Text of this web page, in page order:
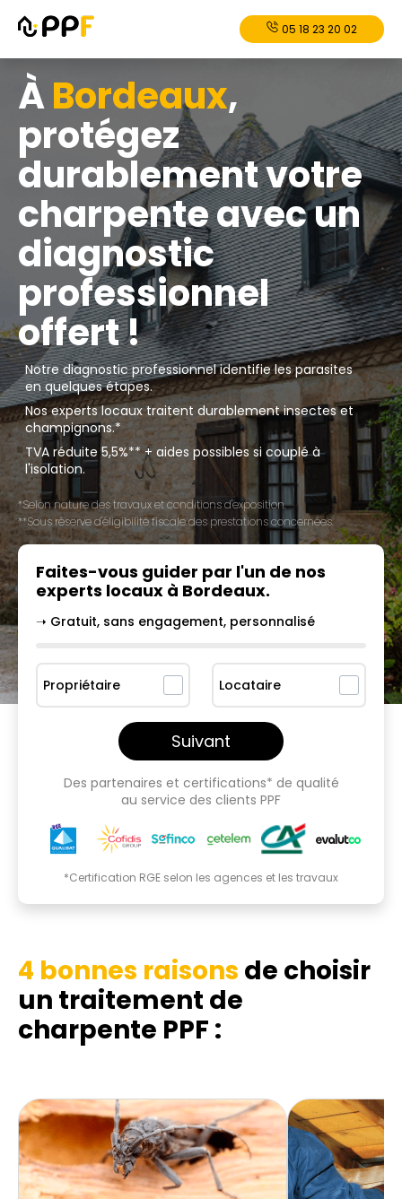
05 18 23 20 02
ÀBordeaux,
protégez
durablement votre
charpente avec un
diagnostic
professionnel
offert !
Notre diagnostic professionnel identifie les parasites
en quelques étapes.
Nos experts locaux traitent durablement insectes et
champignons.*
TVA réduite 5,5%** + aides possibles si couplé à
l'isolation.
*Selon nature des travaux et conditions d'exposition.
**Sous réserve d'éligibilité fiscale des prestations concernées.
Faites-vous guider par l'un de nos
experts locaux à Bordeaux.
➝ Gratuit, sans engagement, personnalisé
Propriétaire Locataire
Suivant
Des partenaires et certifications* de qualité
au service des clients PPF
*Certification RGE selon les agences et les travaux
4 bonnes raisons de choisir
un traitement de
charpente PPF :